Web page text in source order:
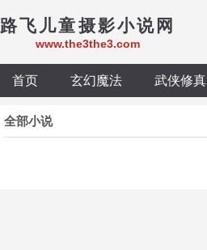
路飞儿童摄影小说网
www.the3the3.com
首页 玄幻魔法 武侠修真
全部小说